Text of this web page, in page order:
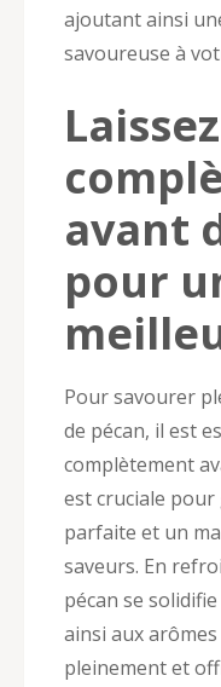
ajoutant ainsi
savoureuse à
avant
pour
Pour savourer
de pécan, il est
complètement
est cruciale
parfaite et un
saveurs. En
pécan se
ainsi aux
pleinement et